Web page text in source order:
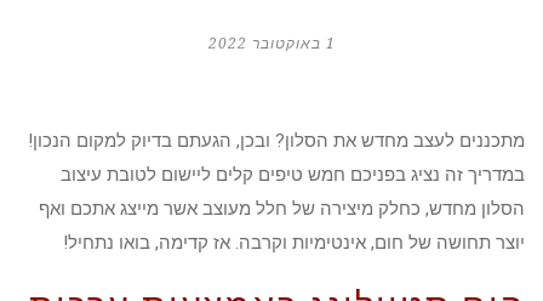
1 באוקטובר 2022
מתכננים לעצב מחדש את הסלון? ובכן, הגעתם בדיוק למקום הנכון!
במדריך זה נציג בפניכם חמש טיפים קלים ליישום לטובת עיצוב
הסלון מחדש, כחלק מיצירה של חלל מעוצב אשר מייצג אתכם ואף
יוצר תחושה של חום, אינטימיות וקרבה. אז קדימה, בואו נתחיל!